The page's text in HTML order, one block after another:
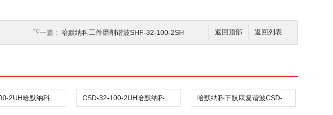
返回列表
返回顶部
下一篇 : 哈默纳科工件磨削谐波SHF-32-100-2SH